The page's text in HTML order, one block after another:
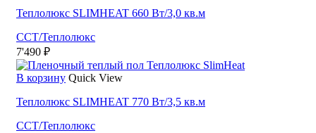
Теплолюкс SLIMHEAT 660 Вт/3,0 кв.м
ССТ/Теплолюкс
7'490 ₽
В корзину Quick View
Теплолюкс SLIMHEAT 770 Вт/3,5 кв.м
ССТ/Теплолюкс